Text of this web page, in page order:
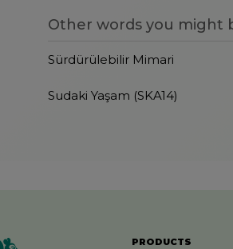
Other words you might
Sürdürülebilir Mimari
Sudaki Yaşam (SKA14)
PRODUCTS